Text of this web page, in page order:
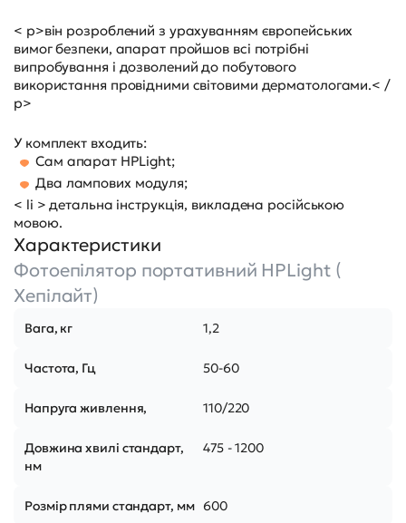
< p>він розроблений з урахуванням європейських
вимог безпеки, апарат пройшов всі потрібні
випробування і дозволений до побутового
використання провідними світовими дерматологами.< /
p>
У комплект входить:
Сам апарат HPLight;
Два лампових модуля;
< li > детальна інструкція, викладена російською
мовою.
Характеристики
Фотоепілятор портативний HPLight (
Хепілайт)
Вага, кг 1,2
Частота, Гц 50-60
Напруга живлення, 110/220
Довжина хвилі стандарт,
нм
475 - 1200
Розмір плями стандарт, мм 600